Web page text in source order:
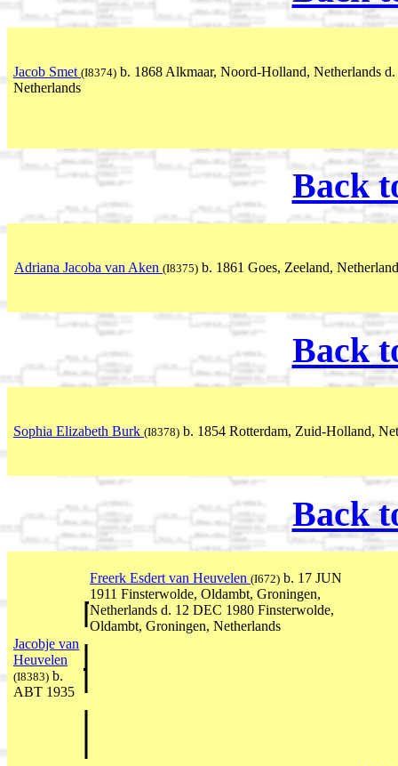
Jacob Smet (I8374) b. 1868 Alkmaar, Noord-Holland, Netherlands
Netherlands
Back
Adriana Jacoba van Aken (I8375) b. 1861 Goes, Zeeland,
Back
Sophia Elizabeth Burk (I8378) b. 1854 Rotterdam, Zuid-Holland,
Back
Freerk Esdert van Heuvelen (I672) b. 17 JUN
1911 Finsterwolde, Oldambt, Groningen,
Netherlands d. 12 DEC 1980 Finsterwolde,
Oldambt, Groningen, Netherlands
Jacobje van
Heuvelen
(I8383) b.
ABT 1935